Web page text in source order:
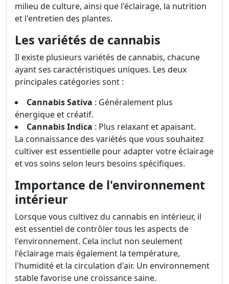
milieu de culture, ainsi que l'éclairage, la nutrition
et l'entretien des plantes.
Les variétés de cannabis
Il existe plusieurs variétés de cannabis, chacune
ayant ses caractéristiques uniques. Les deux
principales catégories sont :
Cannabis Sativa : Généralement plus
énergique et créatif.
Cannabis Indica : Plus relaxant et apaisant.
La connaissance des variétés que vous souhaitez
cultiver est essentielle pour adapter votre éclairage
et vos soins selon leurs besoins spécifiques.
Importance de l'environnement
intérieur
Lorsque vous cultivez du cannabis en intérieur, il
est essentiel de contrôler tous les aspects de
l'environnement. Cela inclut non seulement
l'éclairage mais également la température,
l'humidité et la circulation d'air. Un environnement
stable favorise une croissance saine.